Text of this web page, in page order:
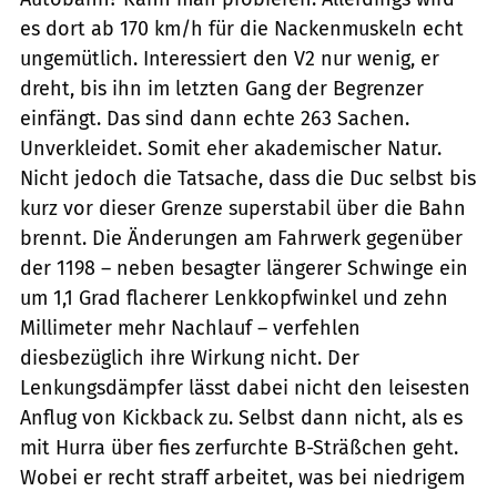
es dort ab 170 km/h für die Nackenmuskeln echt
ungemütlich. Interessiert den V2 nur wenig, er
dreht, bis ihn im letzten Gang der Begrenzer
einfängt. Das sind dann echte 263 Sachen.
Unverkleidet. Somit eher akademischer Natur.
Nicht jedoch die Tatsache, dass die Duc selbst bis
kurz vor dieser Grenze superstabil über die Bahn
brennt. Die Änderungen am Fahrwerk gegenüber
der 1198 – neben besagter längerer Schwinge ein
um 1,1 Grad flacherer Lenkkopfwinkel und zehn
Millimeter mehr Nachlauf – verfehlen
diesbezüglich ihre Wirkung nicht. Der
Lenkungsdämpfer lässt dabei nicht den leisesten
Anflug von Kickback zu. Selbst dann nicht, als es
mit Hurra über fies zerfurchte B-Sträßchen geht.
Wobei er recht straff arbeitet, was bei niedrigem